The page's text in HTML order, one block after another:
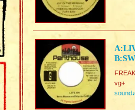
vg+
sound♪